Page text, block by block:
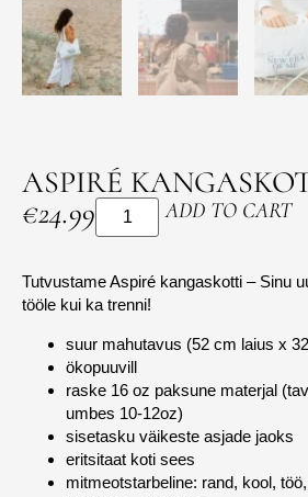
ASPIRÉ
€24.99 ADD TO CART
Tutvustame Aspiré kangaskotti – Sinu
tööle kui ka trenni!
suur mahutavus (52 cm laius x
ökopuuvill
raske 16 oz paksune materjal
umbes 10-12oz)
sisetasku väikeste asjade jaoks
eritsitaat koti sees
mitmeotstarbeline: rand, kool,